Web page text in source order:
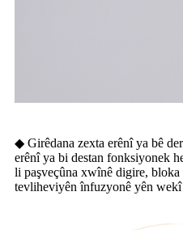
◆ Girêdana zexta erênî ya bê
erênî ya bi destan fonksiyonek
li paşveçûna xwînê digire,
tevliheviyên înfuzyonê yên